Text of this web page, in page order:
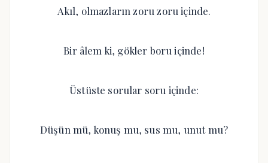
Akıl, olmazların zoru zoru içinde.
Bir âlem ki, gökler boru içinde!
Üstüste sorular soru içinde:
Düşün mü, konuş mu, sus mu, unut mu?